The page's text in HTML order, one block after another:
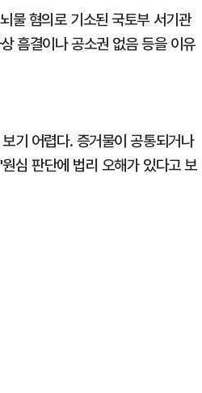
물 혐의로 기소된 국토부 서기관
흠결이나 공소권 없음 등을 이유
기 어렵다. 증거물이 공통되거나
심 판단에 법리 오해가 있다고 보